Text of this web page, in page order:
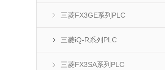
三菱FX3GE系列PLC
三菱iQ-R系列PLC
三菱FX3SA系列PLC